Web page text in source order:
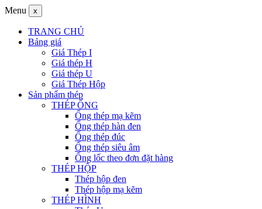
Menu x
TRANG CHỦ
Bảng giá
Giá Thép I
Giá thép H
Giá thép U
Giá Thép Hộp
Sản phẩm thép
THÉP ỐNG
Ống thép mạ kẽm
Ống thép hàn đen
Ống thép đúc
Ống thép siêu âm
Ống lốc theo đơn đặt hàng
THÉP HỘP
Thép hộp đen
Thép hộp mạ kẽm
THÉP HÌNH